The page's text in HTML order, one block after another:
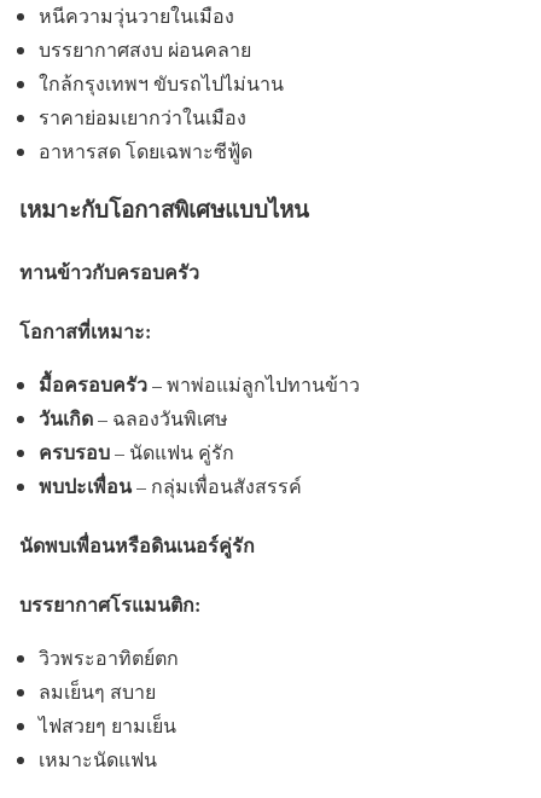
หนีความวุ่นวายในเมือง
บรรยากาศสงบ ผ่อนคลาย
ใกล้กรุงเทพฯ ขับรถไปไม่นาน
ราคาย่อมเยากว่าในเมือง
อาหารสด โดยเฉพาะซีฟู้ด
เหมาะกับโอกาสพิเศษแบบไหน
ทานข้าวกับครอบครัว
โอกาสที่เหมาะ:
มื้อครอบครัว– พาพ่อแม่ลูกไปทานข้าว
วันเกิด– ฉลองวันพิเศษ
ครบรอบ– นัดแฟน คู่รัก
พบปะเพื่อน– กลุ่มเพื่อนสังสรรค์
นัดพบเพื่อนหรือดินเนอร์คู่รัก
บรรยากาศโรแมนติก:
วิวพระอาทิตย์ตก
ลมเย็นๆ สบาย
ไฟสวยๆ ยามเย็น
เหมาะนัดแฟน